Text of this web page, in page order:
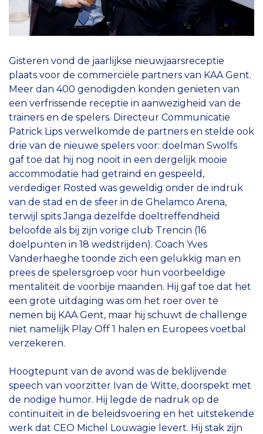
Gisteren vond de jaarlijkse nieuwjaarsreceptie
plaats voor de commerciële partners van KAA Gent.
Meer dan 400 genodigden konden genieten van
een verfrissende receptie in aanwezigheid van de
trainers en de spelers. Directeur Communicatie
Patrick Lips verwelkomde de partners en stelde ook
drie van de nieuwe spelers voor: doelman Swolfs
gaf toe dat hij nog nooit in een dergelijk mooie
accommodatie had getraind en gespeeld,
verdediger Rosted was geweldig onder de indruk
van de stad en de sfeer in de Ghelamco Arena,
terwijl spits Janga dezelfde doeltreffendheid
beloofde als bij zijn vorige club Trencin (16
doelpunten in 18 wedstrijden). Coach Yves
Vanderhaeghe toonde zich een gelukkig man en
prees de spelersgroep voor hun voorbeeldige
mentaliteit de voorbije maanden. Hij gaf toe dat het
een grote uitdaging was om het roer over te
nemen bij KAA Gent, maar hij schuwt de challenge
niet namelijk Play Off 1 halen en Europees voetbal
verzekeren.
Hoogtepunt van de avond was de beklijvende
speech van voorzitter Ivan de Witte, doorspekt met
de nodige humor. Hij legde de nadruk op de
continuïteit in de beleidsvoering en het uitstekende
werk dat CEO Michel Louwagie levert. Hij stak zijn